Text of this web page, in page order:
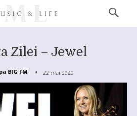
Zilei – Jewel
BIG FM 22 mai 2020